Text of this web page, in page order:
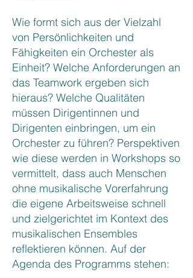
Wie formt sich aus der Vielzahl
von Persönlichkeiten und
Fähigkeiten ein Orchester als
Einheit? Welche Anforderungen an
das Teamwork ergeben sich
hieraus? Welche Qualitäten
müssen Dirigentinnen und
Dirigenten einbringen, um ein
Orchester zu führen? Perspektiven
wie diese werden in Workshops so
vermittelt, dass auch Menschen
ohne musikalische Vorerfahrung
die eigene Arbeitsweise schnell
und zielgerichtet im Kontext des
musikalischen Ensembles
reflektieren können. Auf der
Agenda des Programms stehen: